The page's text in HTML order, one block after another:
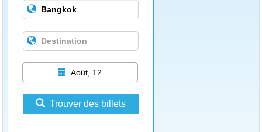
Août, 12
Trouver des billets